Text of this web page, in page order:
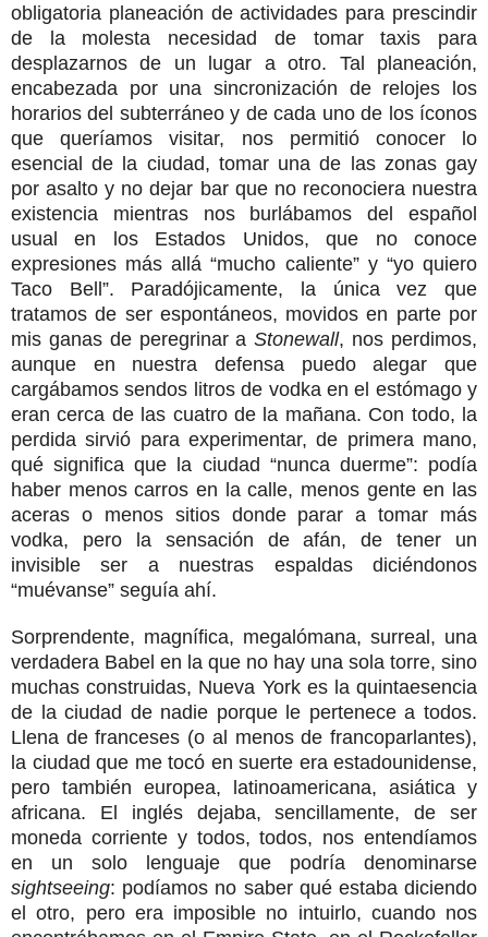
obligatoria planeación de actividades para prescindir
de la molesta necesidad de tomar taxis para
desplazarnos de un lugar a otro. Tal planeación,
encabezada por una sincronización de relojes los
horarios del subterráneo y de cada uno de los íconos
que queríamos visitar, nos permitió conocer lo
esencial de la ciudad, tomar una de las zonas gay
por asalto y no dejar bar que no reconociera nuestra
existencia mientras nos burlábamos del español
usual en los Estados Unidos, que no conoce
expresiones más allá “mucho caliente” y “yo quiero
Taco Bell”. Paradójicamente, la única vez que
tratamos de ser espontáneos, movidos en parte por
mis ganas de peregrinar aStonewall, nos perdimos,
aunque en nuestra defensa puedo alegar que
cargábamos sendos litros de vodka en el estómago y
eran cerca de las cuatro de la mañana. Con todo, la
perdida sirvió para experimentar, de primera mano,
qué significa que la ciudad “nunca duerme”: podía
haber menos carros en la calle, menos gente en las
aceras o menos sitios donde parar a tomar más
vodka, pero la sensación de afán, de tener un
invisible ser a nuestras espaldas diciéndonos
“muévanse” seguía ahí.
Sorprendente, magnífica, megalómana, surreal, una
verdadera Babel en la que no hay una sola torre, sino
muchas construidas, Nueva York es la quintaesencia
de la ciudad de nadie porque le pertenece a todos.
Llena de franceses (o al menos de francoparlantes),
la ciudad que me tocó en suerte era estadounidense,
pero también europea, latinoamericana, asiática y
africana. El inglés dejaba, sencillamente, de ser
moneda corriente y todos, todos, nos entendíamos
en un solo lenguaje que podría denominarse
sightseeing: podíamos no saber qué estaba diciendo
el otro, pero era imposible no intuirlo, cuando nos